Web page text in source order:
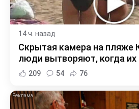
14 ч. назад
Скрытая камера на пляже
люди вытворяют, когда их
209 54 76